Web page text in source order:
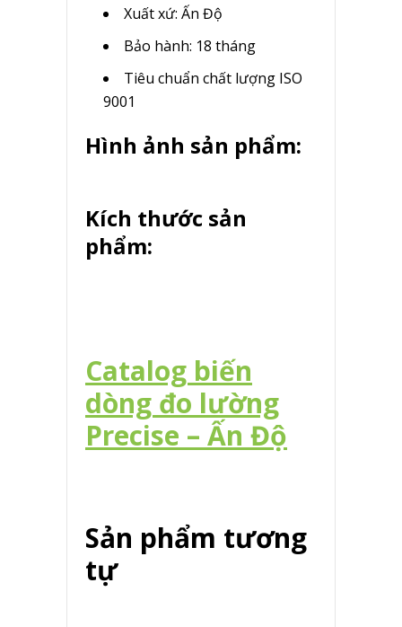
Xuất xứ: Ấn Độ
Bảo hành: 18 tháng
Tiêu chuẩn chất lượng ISO
9001
Hình ảnh sản phẩm:
Kích thước sản
phẩm:
Catalog biến
dòng đo lường
Precise – Ấn Độ
Sản phẩm tương
tự